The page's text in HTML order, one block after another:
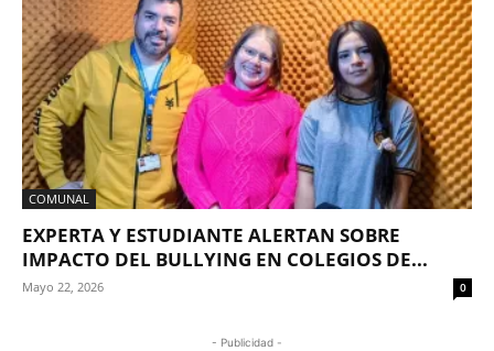
COMUNAL
EXPERTA Y ESTUDIANTE ALERTAN SOBRE
IMPACTO DEL BULLYING EN COLEGIOS DE...
Mayo 22, 2026 0
- Publicidad -